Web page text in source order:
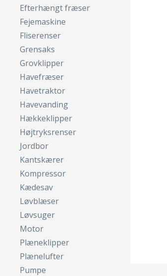
Efterhængt fræser
Fejemaskine
Fliserenser
Grensaks
Grovklipper
Havefræser
Havetraktor
Havevanding
Hækkeklipper
Højtryksrenser
Jordbor
Kantskærer
Kompressor
Kædesav
Løvblæser
Løvsuger
Motor
Plæneklipper
Plænelufter
Pumpe